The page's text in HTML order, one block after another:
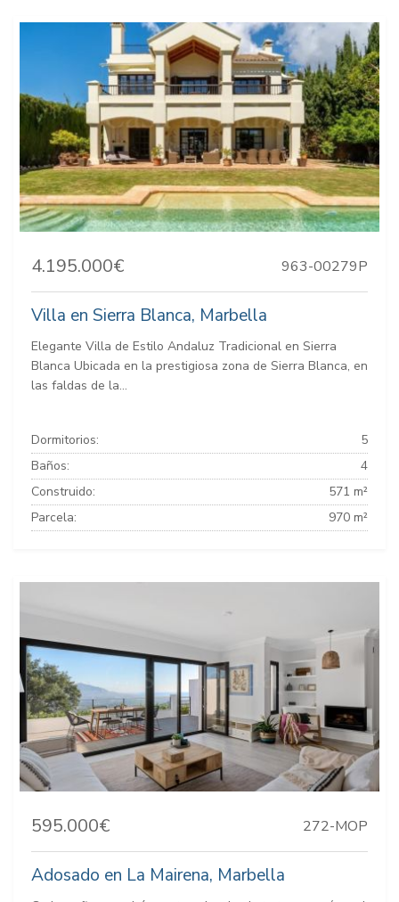
4.195.000€ 963-00279P
Villa en Sierra Blanca, Marbella
Elegante Villa de Estilo Andaluz Tradicional en Sierra
Blanca Ubicada en la prestigiosa zona de Sierra Blanca, en
las faldas de la...
Dormitorios:
5
Baños:
4
Construido:
571 m²
Parcela:
970 m²
595.000€ 272-MOP
Adosado en La Mairena, Marbella